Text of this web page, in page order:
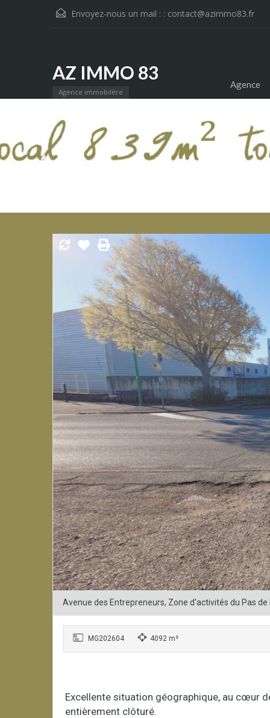
Envoyez-nous un mail : : contact@azimmo83.fr
AZ IMMO 83
Agence immobilère
Agence
Avenue des Entrepreneurs, Zone d'activités du Pas
MG202604 4092 m²
Excellente situation géographique, au cœur
entièrement clôturé.